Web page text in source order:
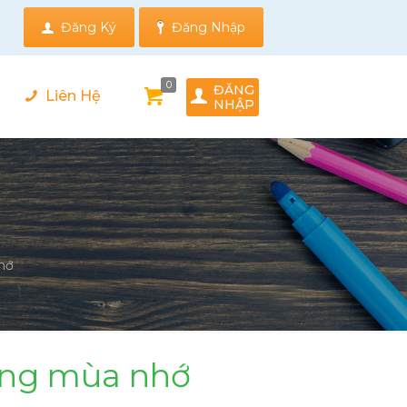
Đăng Nhập
Đăng Ký
Liên Hệ
0
ĐĂNG
NHẬP
mùa nhớ